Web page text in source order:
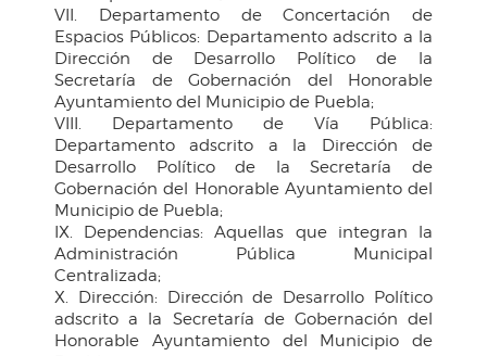
VII. Departamento de Concertación de
Espacios Públicos: Departamento adscrito a la
Dirección de Desarrollo Político de la
Secretaría de Gobernación del Honorable
Ayuntamiento del Municipio de Puebla;
VIII. Departamento de Vía Pública:
Departamento adscrito a la Dirección de
Desarrollo Político de la Secretaría de
Gobernación del Honorable Ayuntamiento del
Municipio de Puebla;
IX. Dependencias: Aquellas que integran la
Administración Pública Municipal
Centralizada;
X. Dirección: Dirección de Desarrollo Político
adscrito a la Secretaría de Gobernación del
Honorable Ayuntamiento del Municipio de